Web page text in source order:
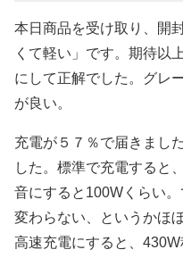
本日商品を受け取り、開
くて軽い」です。期待以
にして正解でした。グレ
が良い。
充電が５７％で届きまし
した。標準で充電すると
音にすると100Wくらい
変わらない、というかほ
高速充電にすると、